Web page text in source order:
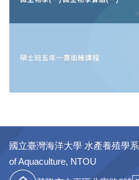
國立臺灣海洋大學 水產養殖學系
of Aquaculture, NTOU